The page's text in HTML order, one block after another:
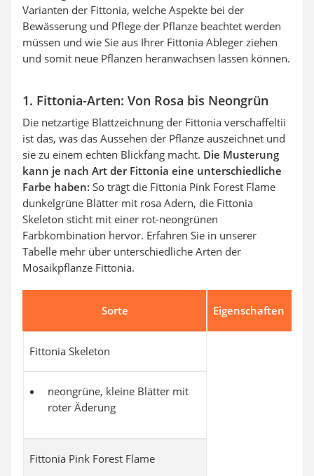
Varianten der Fittonia, welche Aspekte bei der
Bewässerung und Pflege der Pflanze beachtet werden
müssen und wie Sie aus Ihrer Fittonia Ableger ziehen
und somit neue Pflanzen heranwachsen lassen können.
1. Fittonia-Arten: Von Rosa bis Neongrün
Die netzartige Blattzeichnung der Fittonia verschaffeltii
ist das, was das Aussehen der Pflanze auszeichnet und
sie zu einem echten Blickfang macht. Die Musterung
kann je nach Art der Fittonia eine unterschiedliche
Farbe haben: So trägt die Fittonia Pink Forest Flame
dunkelgrüne Blätter mit rosa Adern, die Fittonia
Skeleton sticht mit einer rot-neongrünen
Farbkombination hervor. Erfahren Sie in unserer
Tabelle mehr über unterschiedliche Arten der
Mosaikpflanze Fittonia.
Sorte Eigenschaften
Fittonia Skeleton
neongrüne, kleine Blätter mit
roter Äderung
Fittonia Pink Forest Flame